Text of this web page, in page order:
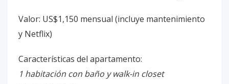
Valor: US$1,150 mensual (incluye mantenimiento
y Netflix)
Características del apartamento:
1 habitación con baño y walk-in closet